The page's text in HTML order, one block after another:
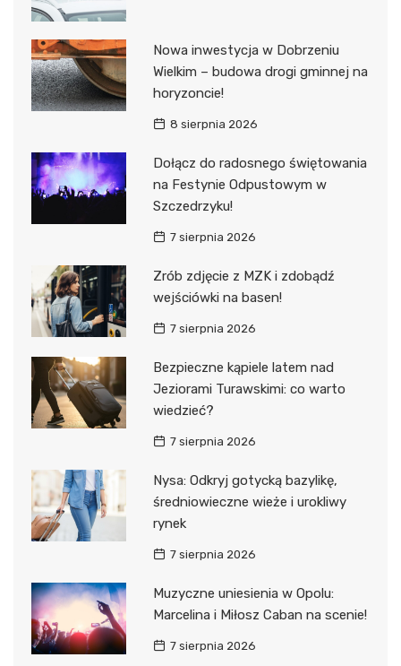
Nowa inwestycja w Dobrzeniu
Wielkim – budowa drogi gminnej na
horyzoncie!
8 sierpnia 2026
Dołącz do radosnego świętowania
na Festynie Odpustowym w
Szczedrzyku!
7 sierpnia 2026
Zrób zdjęcie z MZK i zdobądź
wejściówki na basen!
7 sierpnia 2026
Bezpieczne kąpiele latem nad
Jeziorami Turawskimi: co warto
wiedzieć?
7 sierpnia 2026
Nysa: Odkryj gotycką bazylikę,
średniowieczne wieże i urokliwy
rynek
7 sierpnia 2026
Muzyczne uniesienia w Opolu:
Marcelina i Miłosz Caban na scenie!
7 sierpnia 2026